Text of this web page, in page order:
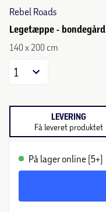
Rebel Roads
Legetæppe - bondegård
140 x 200 cm
1
LEVERING
Få leveret produktet
På lager online (5+)